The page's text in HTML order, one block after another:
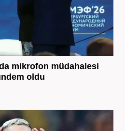
mikrofon müdahalesi
oldu